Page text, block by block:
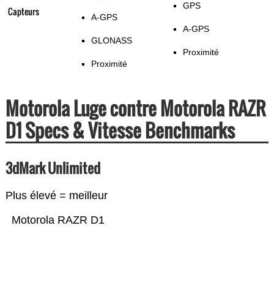
Capteurs A-GPS
GLONASS
Proximité
GPS
A-GPS
Proximité
Motorola Luge contre Motorola RAZR
D1 Specs & Vitesse Benchmarks
3dMark Unlimited
Plus élevé = meilleur
Motorola RAZR D1